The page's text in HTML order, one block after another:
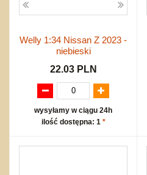
Welly 1:34 Nissan Z 2023 -
niebieski
22.03 PLN
wysyłamy w ciągu 24h
ilość dostępna: 1 *